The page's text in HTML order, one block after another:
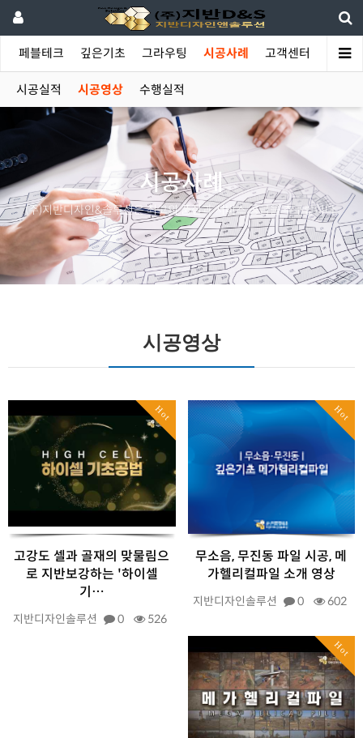
페블테크 깊은기초 그라우팅 시공사례 고객센터
시공실적 시공영상 수행실적
시공사례
(주)지반디자인&솔루션은 최고의 품질과 서비스 공급을 추구합니다.
시공영상
Hot
고강도 셀과 골재의 맞물림으
로 지반보강하는 '하이셀
기…
지반디자인솔루션 0 526
Hot
무소음, 무진동 파일 시공, 메
가헬리컬파일 소개 영상
지반디자인솔루션 0 602
Hot